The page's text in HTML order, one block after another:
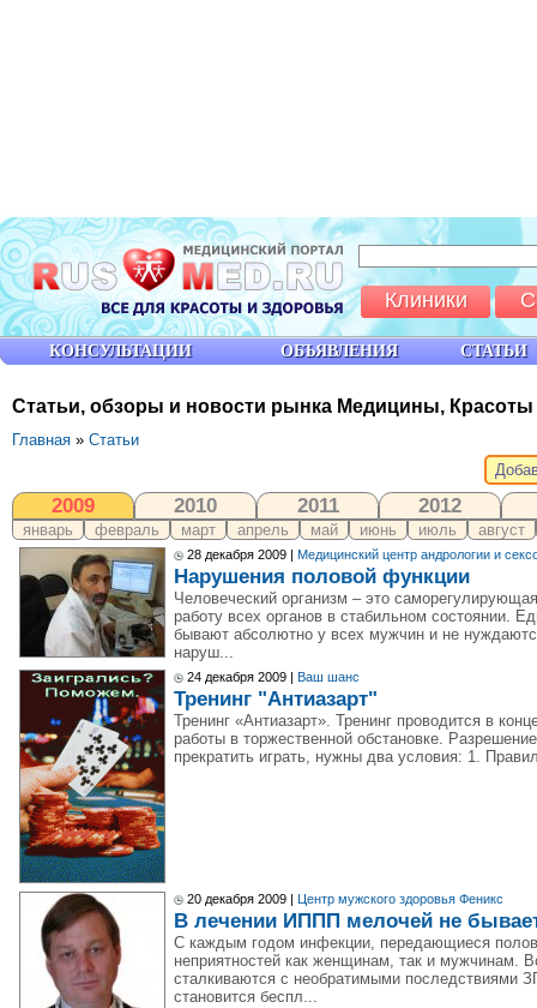
Статьи, обзоры и новости рынка Медицины,
Главная » Статьи
2009 2010 2011 2012
январь февраль март апрель май июнь июль август
28 декабря 2009 | Медицинский центр андрологии и
Нарушения половой функции
Человеческий организм – это
работу всех органов в стабильном состоянии.
бывают абсолютно у всех мужчин и не
наруш...
24 декабря 2009 | Ваш шанс
Тренинг "Антиазарт"
Тренинг «Антиазарт». Тренинг проводится в
работы в торжественной обстановке.
прекратить играть, нужны два условия: 1.
20 декабря 2009 | Центр мужского здоровья Феникс
В лечении ИППП мелочей не
С каждым годом инфекции, передающиеся
неприятностей как женщинам, так и мужчинам.
сталкиваются с необратимыми
становится беспл...
КОНСУЛЬТАЦИИ ОБЪЯВЛЕНИЯ СТАТЬИ
Клиники